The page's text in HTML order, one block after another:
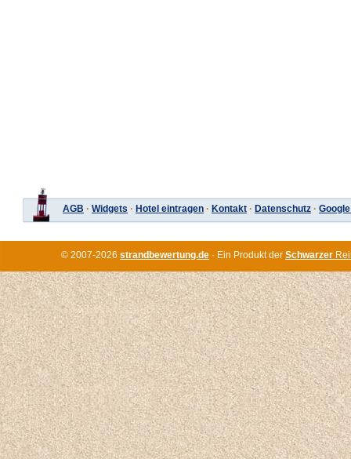
AGB · Widgets · Hotel eintragen · Kontakt · Datenschutz ·
© 2007-2026 strandbewertung.de · Ein Produkt der Schwarzer